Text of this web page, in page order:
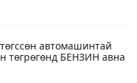
автомашинтай
төгрөгөнд БЕНЗИН авна